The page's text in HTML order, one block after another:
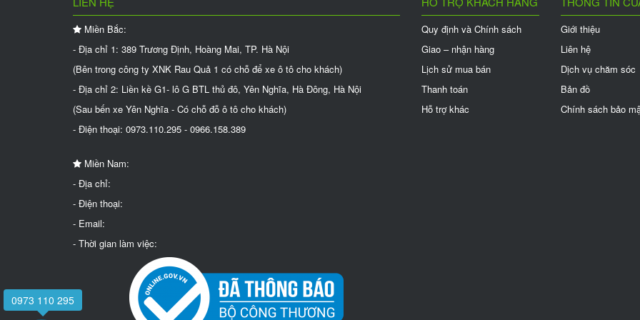
Miền Bắc:
- Địa chỉ 1: 389 Trương Định, Hoàng Mai, TP. Hà Nội
(Bên trong công ty XNK Rau Quả 1 có chỗ để xe ô tô cho khách)
- Địa chỉ 2: Liền kề G1- lô G BTL thủ đô, Yên Nghĩa, Hà Đông, Hà Nội
(Sau bến xe Yên Nghĩa - Có chỗ đỗ ô tô cho khách)
- Điện thoại: 0973.110.295 - 0966.158.389
Miền Nam:
- Địa chỉ:
- Điện thoại:
- Email:
- Thời gian làm việc:
Quy định và Chính sách
Giao – nhận hàng
Lịch sử mua bán
Thanh toán
Hỗ trợ khác
Giới thiệu
Liên hệ
Dịch vụ chăm sóc
Bản đồ
Chính sách bảo
0973 110 295